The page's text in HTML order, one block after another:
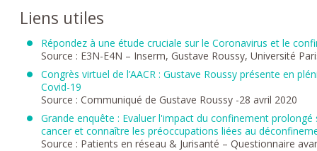
Liens utiles
Répondez à une étude cruciale sur le Coronavirus et le
Source : E3N-E4N – Inserm, Gustave Roussy, Université
Congrès virtuel de l’AACR : Gustave Roussy présente en
Covid-19
Source : Communiqué de Gustave Roussy -28 avril 2020
Grande enquête : Evaluer l'impact du confinement
cancer et connaître les préoccupations liées au
Source : Patients en réseau & Jurisanté – Questionnaire